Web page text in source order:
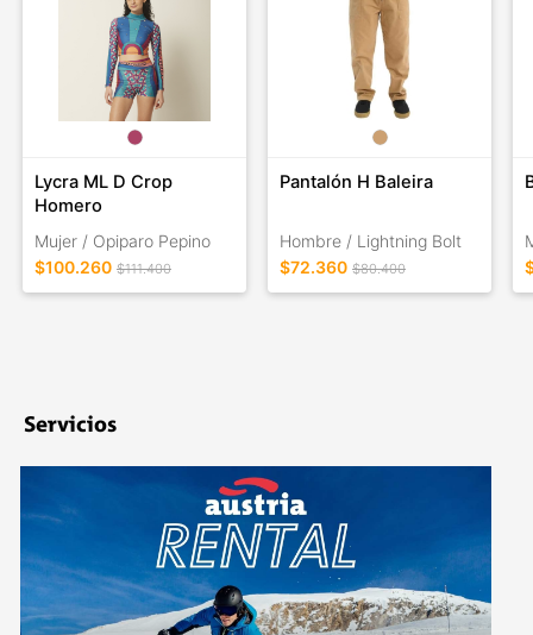
Lycra ML D Crop
Homero
Mujer / Opiparo Pepino
$100.260 $111.400
Pantalón H Baleira
Hombre / Lightning Bolt
$72.360 $80.400
Servicios